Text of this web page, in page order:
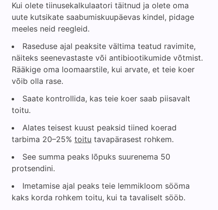
Kui olete tiinusekalkulaatori täitnud ja olete oma
uute kutsikate saabumiskuupäevas kindel, pidage
meeles neid reegleid.
Raseduse ajal peaksite vältima teatud ravimite,
näiteks seenevastaste või antibiootikumide võtmist.
Rääkige oma loomaarstile, kui arvate, et teie koer
võib olla rase.
Saate kontrollida, kas teie koer saab piisavalt
toitu.
Alates teisest kuust peaksid tiined koerad
tarbima 20–25% toitu tavapärasest rohkem.
See summa peaks lõpuks suurenema 50
protsendini.
Imetamise ajal peaks teie lemmikloom sööma
kaks korda rohkem toitu, kui ta tavaliselt sööb.